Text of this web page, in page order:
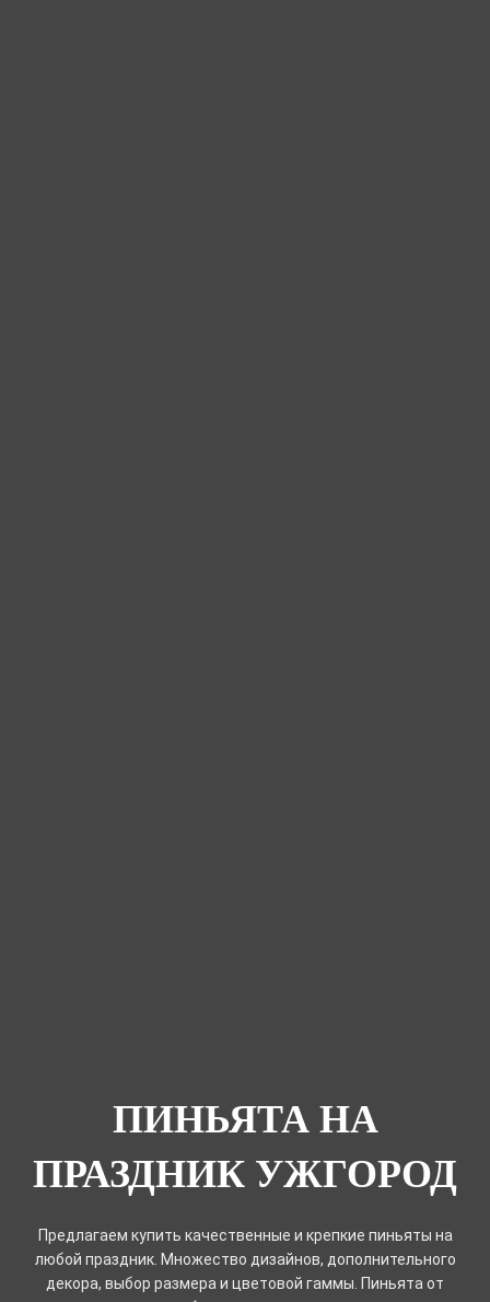
ПИНЬЯТА НА
ПРАЗДНИК УЖГОРОД
Предлагаем купить качественные и крепкие пиньяты на
любой праздник. Множество дизайнов, дополнительного
декора, выбор размера и цветовой гаммы. Пиньята от